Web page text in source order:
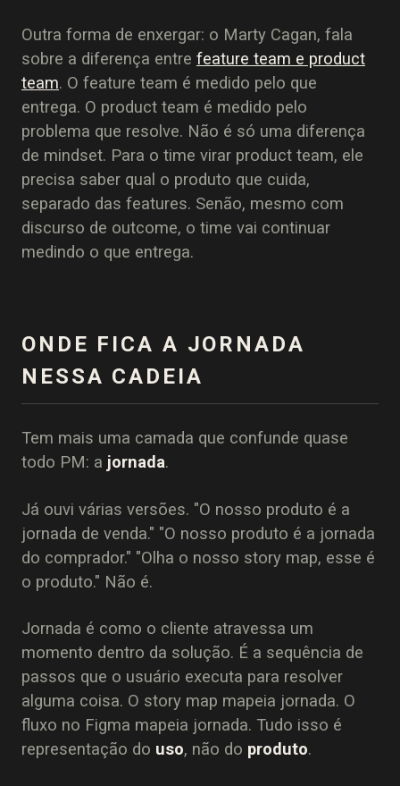
Outra forma de enxergar: o Marty Cagan, fala
sobre a diferença entre feature team e product
team. O feature team é medido pelo que
entrega. O product team é medido pelo
problema que resolve. Não é só uma diferença
de mindset. Para o time virar product team, ele
precisa saber qual o produto que cuida,
separado das features. Senão, mesmo com
discurso de outcome, o time vai continuar
medindo o que entrega.
ONDE FICA A JORNADA
NESSA CADEIA
Tem mais uma camada que confunde quase
todo PM: a jornada.
Já ouvi várias versões. "O nosso produto é a
jornada de venda." "O nosso produto é a jornada
do comprador." "Olha o nosso story map, esse é
o produto." Não é.
Jornada é como o cliente atravessa um
momento dentro da solução. É a sequência de
passos que o usuário executa para resolver
alguma coisa. O story map mapeia jornada. O
fluxo no Figma mapeia jornada. Tudo isso é
representação do uso, não do produto.